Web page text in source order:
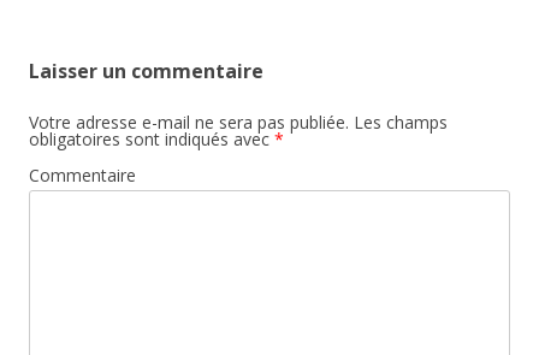
Laisser un commentaire
Votre adresse e-mail ne sera pas publiée. Les champs
obligatoires sont indiqués avec *
Commentaire